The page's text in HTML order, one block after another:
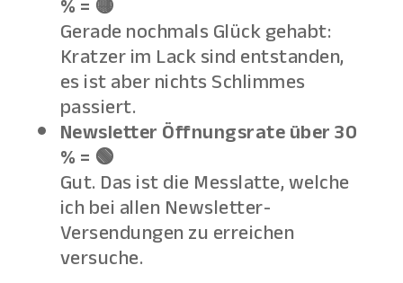
Gerade nochmals Glück gehabt:
Kratzer im Lack sind entstanden,
es ist aber nichts Schlimmes
passiert.
Newsletter Öffnungsrate über 30
% = 🟢
Gut. Das ist die Messlatte, welche
ich bei allen Newsletter-
Versendungen zu erreichen
versuche.